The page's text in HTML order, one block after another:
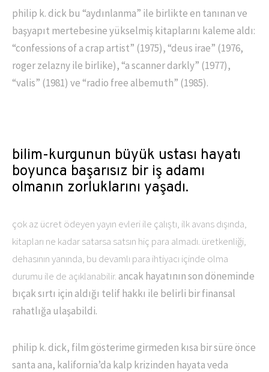
philip k. dick bu “aydınlanma” ile birlikte en tanınan ve
başyapıt mertebesine yükselmiş kitaplarını kaleme aldı:
“confessions of a crap artist” (1975), “deus irae” (1976,
roger zelazny ile birlike), “a scanner darkly” (1977),
“valis” (1981) ve “radio free albemuth” (1985).
bilim-kurgunun büyük ustası hayatı
boyunca başarısız bir iş adamı
olmanın zorluklarını yaşadı.
çok az ücret ödeyen yayın evleri ile çalıştı, ilk avans dışında,
kitapları ne kadar satarsa satsın hiç para almadı. üretkenliği,
dehasının yanında, bu devamlı para ihtiyacı içinde olma
durumu ile de açıklanabilir.ancak hayatının son döneminde
bıçak sırtı için aldığı telif hakkı ile belirli bir finansal
rahatlığa ulaşabildi.
philip k. dick, film gösterime girmeden kısa bir süre önce
santa ana, kalifornia’da kalp krizinden hayata veda